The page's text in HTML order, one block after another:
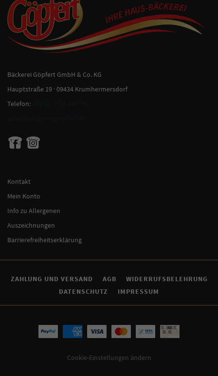
Bäckerei Göpfert GmbH & Co. KG
Hauptstraße 19 · 09434 Krumhermersdorf
Telefon:
Kontakt
Mein Konto
Info zu Allergenen
Auszeichnungen
Barrierefreiheitserklärung
ZAHLUNG UND VERSAND AGB
WIDERRUFSBELEHRUNG
DATENSCHUTZ
IMPRESSUM
Cookie-Einstellungen ändern